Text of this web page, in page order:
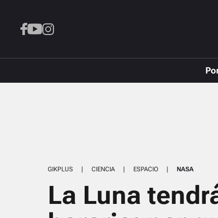
GIKPLUS | CIENCIA | ESPACIO | NASA
La Luna